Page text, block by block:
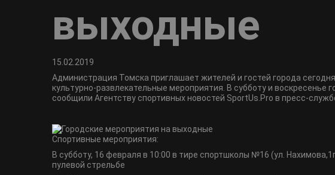
выходные
15.02.2019
Администрация Томска приглашает жителей и гостей города
культурно-развлекательные мероприятия. В субботу и
сообщили Агентству спортивных новостей SportUs.Pro в пресс-
Спортивные мероприятия:
В субботу, 16 февраля в 10:00 в тире спортшколы №16 (ул.
пулевой стрельбе